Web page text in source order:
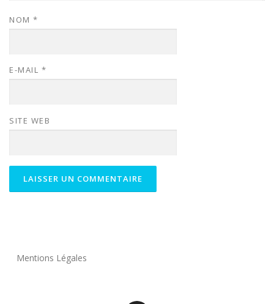
NOM *
E-MAIL *
SITE WEB
Mentions Légales